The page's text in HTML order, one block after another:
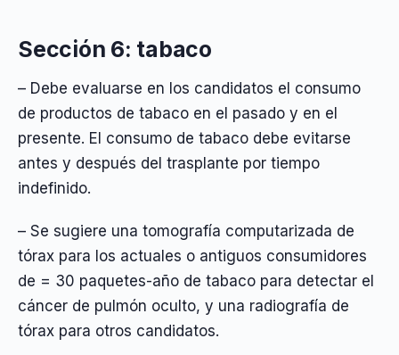
Sección 6: tabaco
– Debe evaluarse en los candidatos el consumo
de productos de tabaco en el pasado y en el
presente. El consumo de tabaco debe evitarse
antes y después del trasplante por tiempo
indefinido.
– Se sugiere una tomografía computarizada de
tórax para los actuales o antiguos consumidores
de = 30 paquetes-año de tabaco para detectar el
cáncer de pulmón oculto, y una radiografía de
tórax para otros candidatos.